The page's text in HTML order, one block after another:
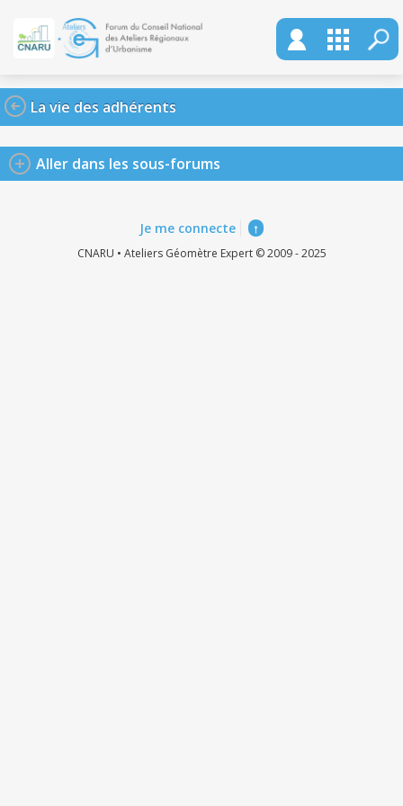
La vie des adhérents
Aller dans les sous-forums
Je me connecte ↑
CNARU • Ateliers Géomètre Expert © 2009 - 2025